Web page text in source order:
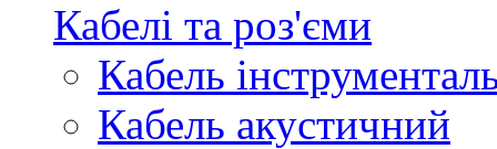
Кабелі та роз'єми
Кабель
Кабель акустичний